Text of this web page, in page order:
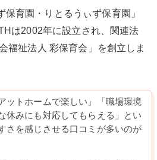
保育園・りとるうぃず保育園」
は2002年に設立され、関連法
福祉法人 彩保育会」を創立しま
ットホームで楽しい」「職場環境
休みにも対応してもらえる」とい
さを感じさせる口コミが多いのが